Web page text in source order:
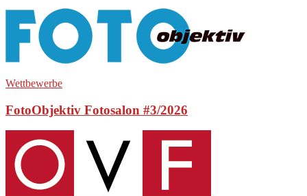
Wettbewerbe
FotoObjektiv Fotosalon #3/2026